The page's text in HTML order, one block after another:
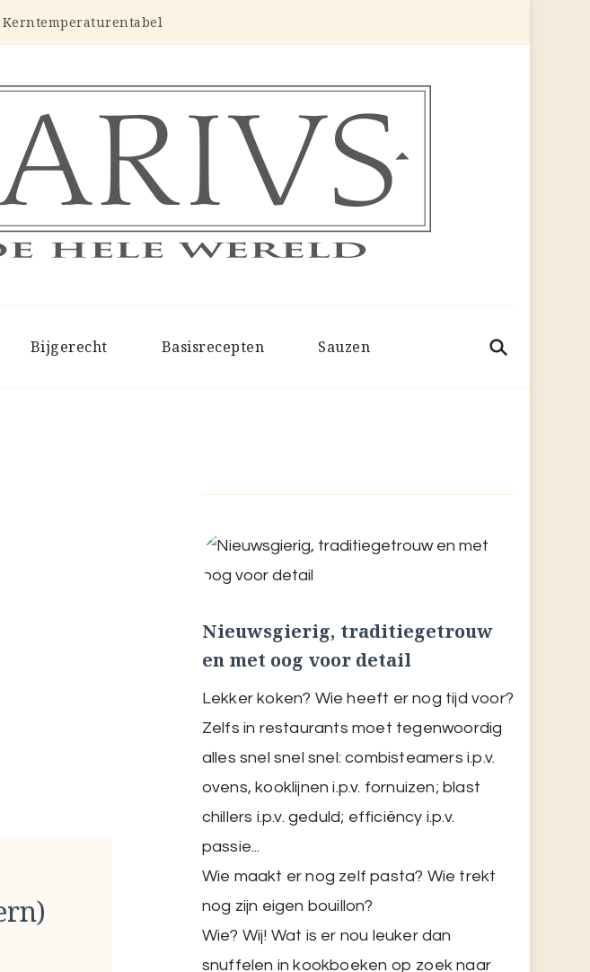
Kerntemperaturentabel
Bijgerecht Basisrecepten Sauzen
Nieuwsgierig, traditiegetrouw
en met oog voor detail
Lekker koken? Wie heeft er nog tijd voor?
Zelfs in restaurants moet tegenwoordig
alles snel snel snel: combisteamers i.p.v.
ovens, kooklijnen i.p.v. fornuizen; blast
chillers i.p.v. geduld; efficiëncy i.p.v.
passie...
Wie maakt er nog zelf pasta? Wie trekt
nog zijn eigen bouillon?
Wie? Wij! Wat is er nou leuker dan
snuffelen in kookboeken op zoek naar